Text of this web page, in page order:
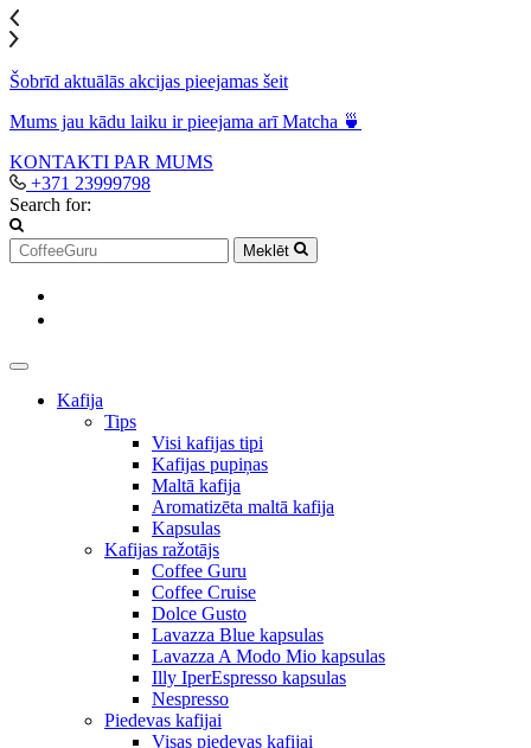
Šobrīd aktuālās akcijas pieejamas šeit
Mums jau kādu laiku ir pieejama arī Matcha 🍵
KONTAKTI PAR MUMS
+371 23999798
Search for:
Meklēt
Kafija
Tips
Visi kafijas tipi
Kafijas pupiņas
Maltā kafija
Aromatizēta maltā kafija
Kapsulas
Kafijas ražotājs
Coffee Guru
Coffee Cruise
Dolce Gusto
Lavazza Blue kapsulas
Lavazza A Modo Mio kapsulas
Illy IperEspresso kapsulas
Nespresso
Piedevas kafijai
Visas piedevas kafijai